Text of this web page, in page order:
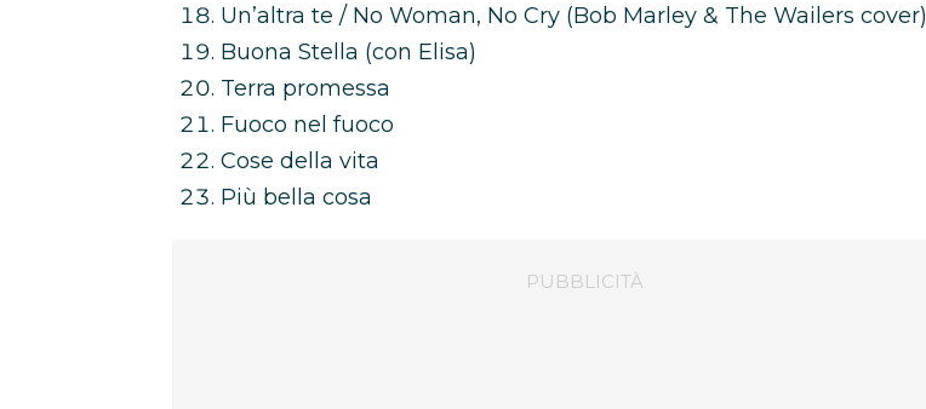
Un’altra te / No Woman, No Cry (Bob Marley & The Wailers cover)
Buona Stella (con Elisa)
Terra promessa
Fuoco nel fuoco
Cose della vita
Più bella cosa